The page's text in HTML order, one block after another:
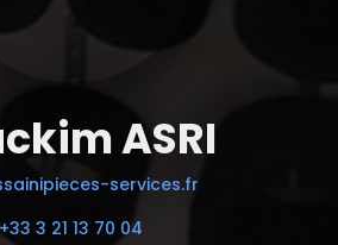
ASRI
services.fr
+33 3 21 13 70 04